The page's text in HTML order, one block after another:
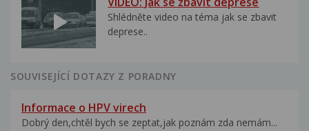
Shlédněte video na téma jak se zbavit
deprese..
SOUVISEJÍCÍ DOTAZY Z PORADNY
Informace o HPV virech
Dobrý den,chtěl bych se zeptat,jak poznám zda nemám...